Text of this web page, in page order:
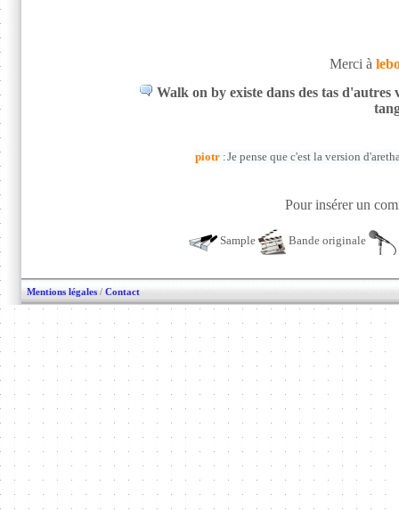
Merci à
Walk on by existe dans des tas d'autres
piotr :Je pense que c'est la version
Pour insérer un
Sample Bande originale
Mentions légales / Contact